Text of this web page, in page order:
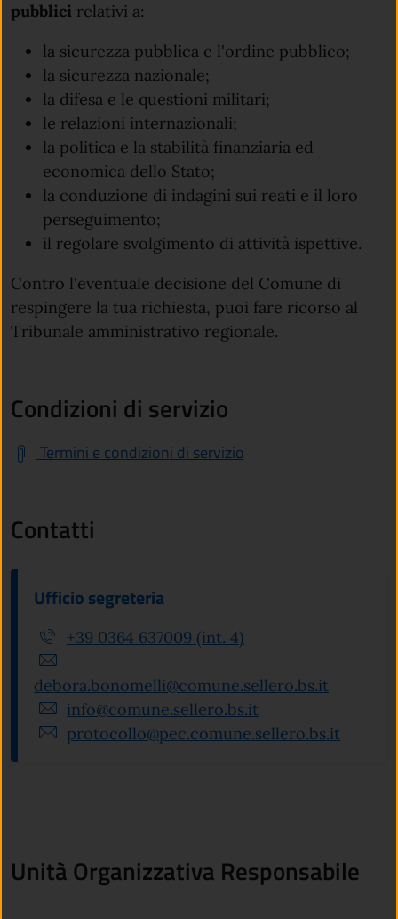
pubblici relativi a:
la sicurezza pubblica e l'ordine pubblico;
la sicurezza nazionale;
la difesa e le questioni militari;
le relazioni internazionali;
la politica e la stabilità finanziaria ed
economica dello Stato;
la conduzione di indagini sui reati e il loro
perseguimento;
il regolare svolgimento di attività ispettive.
Contro l'eventuale decisione del Comune di
respingere la tua richiesta, puoi fare ricorso al
Tribunale amministrativo regionale.
Condizioni di servizio
Termini e condizioni di servizio
Contatti
Ufficio segreteria
+39 0364 637009 (int. 4)
debora.bonomelli@comune.sellero.bs.it
info@comune.sellero.bs.it
protocollo@pec.comune.sellero.bs.it
Unità Organizzativa Responsabile